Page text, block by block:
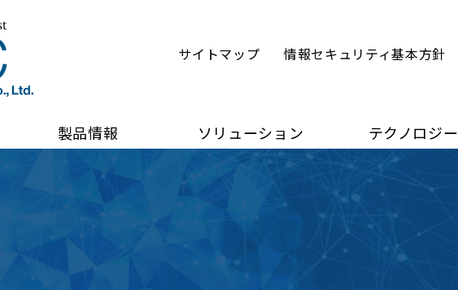
サイトマップ 情報セキュリティ基本方針
製品情報 ソリューション テクノロジー